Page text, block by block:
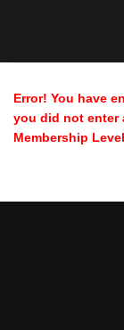
Error! You have
you did not enter
Membership